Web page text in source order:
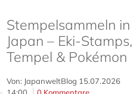
Stempelsammeln in
Japan – Eki-Stamps,
Tempel & Pokémon
Von: JapanweltBlog 15.07.2026